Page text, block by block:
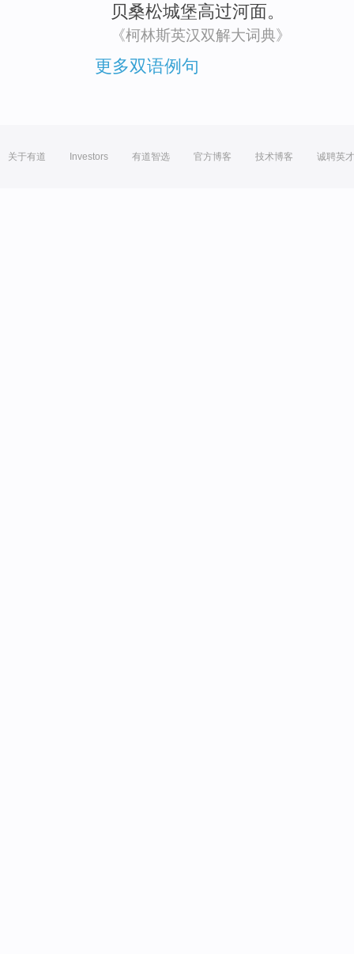
贝桑松城堡高过河面。
《柯林斯英汉双解大词典》
更多双语例句
关于有道 Investors 有道智选 官方博客 技术博客 诚聘英才